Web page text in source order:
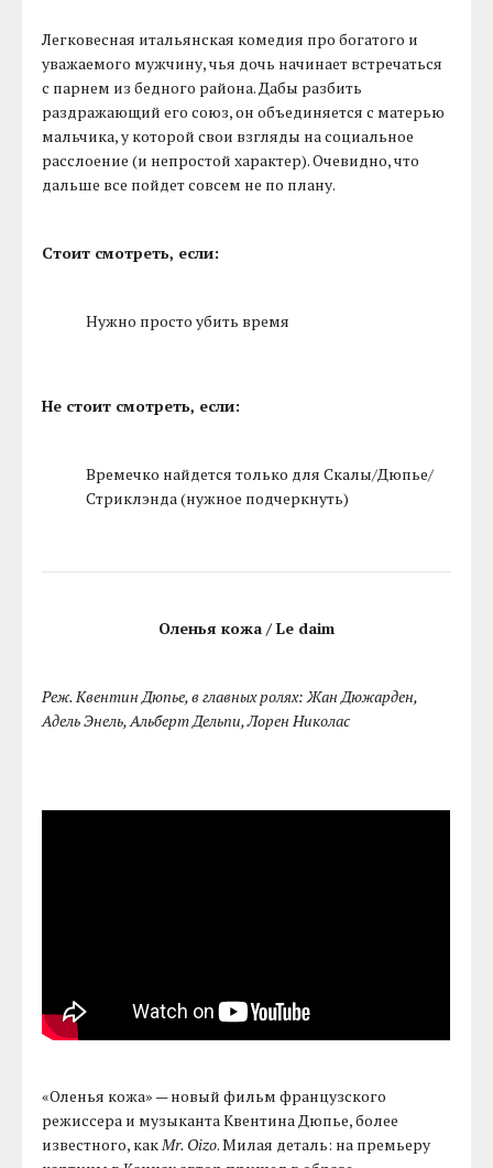
Легковесная итальянская комедия про богатого и
уважаемого мужчину, чья дочь начинает встречаться
с парнем из бедного района. Дабы разбить
раздражающий его союз, он объединяется с матерью
мальчика, у которой свои взгляды на социальное
расслоение (и непростой характер). Очевидно, что
дальше все пойдет совсем не по плану.
Стоит смотреть, если:
Нужно просто убить время
Не стоит смотреть, если:
Времечко найдется только для Скалы/Дюпье/
Стриклэнда (нужное подчеркнуть)
Оленья кожа / Le daim
Реж. Квентин Дюпье, в главных ролях: Жан Дюжарден,
Адель Энель, Альберт Дельпи, Лорен Николас
«Оленья кожа» — новый фильм французского
режиссера и музыканта Квентина Дюпье, более
известного, какMr. Oizo. Милая деталь: на премьеру